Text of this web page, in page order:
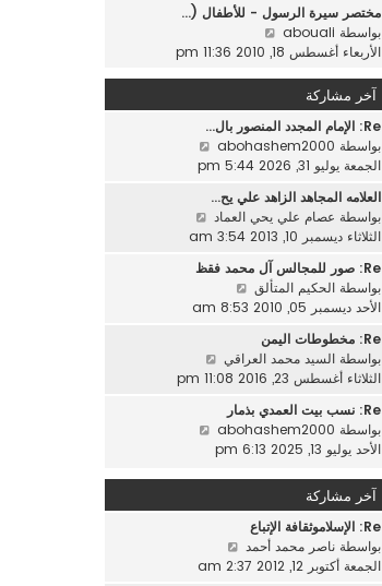
ة
ر
ك
ة
د
خ
ر
ا
ر
ك
ة
مختصر سيرة الرسول - للأطفال (…
بواسطة abouali
ا
آ
خ
ر
م
ش
ر
ك
ة
الأربعاء أغسطس 18, 2010 11:36 pm
آخر مشاركة
Re: الإمام المجدد المنصور بال…
بواسطة abohashem2000
ا
آ
خ
ش
ة
الجمعة يوليو 31, 2026 5:44 pm
العلامه المجاهد الزاهد علي يح…
بواسطة عصام علي يحي العماد
ا
خ
ش
الثلاثاء ديسمبر 10, 2013 3:54 am
Re: صور للمجالس آل محمد فقظ
بواسطة الحكيم المتألق
ا
آ
خ
ر
م
ش
ر
الأحد ديسمبر 05, 2010 8:53 am
Re: مخطوطات اليمن
بواسطة السيد محمد العراقي
ا
آ
ر
ش
ك
الثلاثاء أغسطس 23, 2016 11:08 pm
Re: نسب بيت العمدي بذمار
بواسطة abohashem2000
آ
م
الأحد يوليو 13, 2025 6:13 pm
آخر مشاركة
Re: الإسلاموثقافة الإتباع
بواسطة ناصر محمد أحمد
الجمعة أكتوبر 12, 2012 2:37 am